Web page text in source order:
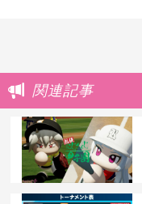
関連記事